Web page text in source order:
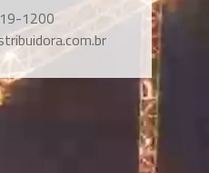
1200